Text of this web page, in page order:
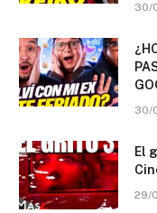
30/
30/
El
29/